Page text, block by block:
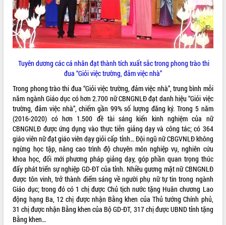
Tuyên dương các cá nhân đạt thành tích xuất sắc trong phong trào thi
đua “Giỏi việc trường, đảm việc nhà”
Trong phong trào thi đua “Giỏi việc trường, đảm việc nhà”, trung bình mỗi
năm ngành Giáo dục có hơn 2.700 nữ CBNGNLĐ đạt danh hiệu “Giỏi việc
trường, đảm việc nhà”, chiếm gần 99% số lượng đăng ký. Trong 5 năm
(2016-2020) có hơn 1.500 đề tài sáng kiến kinh nghiệm của nữ
CBNGNLĐ được ứng dụng vào thực tiễn giảng dạy và công tác; có 364
giáo viên nữ đạt giáo viên dạy giỏi cấp tỉnh… Đội ngũ nữ CBGVNLĐ không
ngừng học tập, nâng cao trình độ chuyên môn nghiệp vụ, nghiên cứu
khoa học, đổi mới phương pháp giảng dạy, góp phần quan trọng thúc
đẩy phát triển sự nghiệp GD-ĐT của tỉnh. Nhiều gương mặt nữ CBNGNLĐ
được tôn vinh, trở thành điểm sáng về người phụ nữ tự tin trong ngành
Giáo dục; trong đó có 1 chị được Chủ tịch nước tặng Huân chương Lao
động hạng Ba, 12 chị được nhận Bằng khen của Thủ tướng Chính phủ,
31 chị được nhận Bằng khen của Bộ GD-ĐT, 317 chị được UBND tỉnh tặng
Bằng khen…